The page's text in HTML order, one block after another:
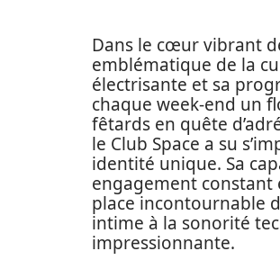
Dans le cœur vibrant
emblématique de la
électrisante et sa
chaque week-end un
fêtards en quête
le Club Space a su
identité unique. Sa
engagement constant
place incontournable
intime à la sonorité
impressionnante.